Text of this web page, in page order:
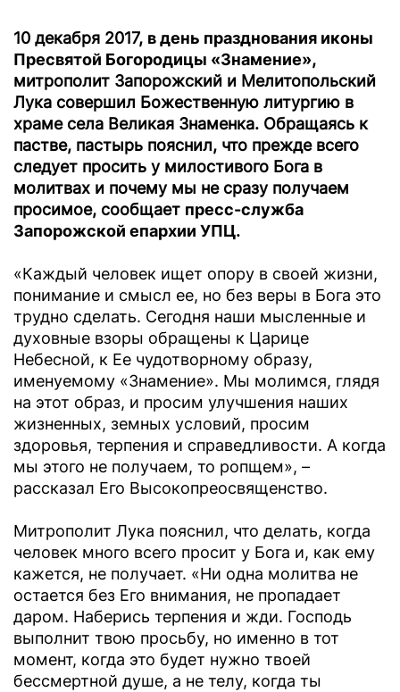
10 декабря 2017, в день празднования иконы
Пресвятой Богородицы «Знамение»,
митрополит Запорожский и Мелитопольский
Лука совершил Божественную литургию в
храме села Великая Знаменка. Обращаясь к
пастве, пастырь пояснил, что прежде всего
следует просить у милостивого Бога в
молитвах и почему мы не сразу получаем
просимое, сообщает пресс-служба
Запорожской епархии УПЦ.
«Каждый человек ищет опору в своей жизни,
понимание и смысл ее, но без веры в Бога это
трудно сделать. Сегодня наши мысленные и
духовные взоры обращены к Царице
Небесной, к Ее чудотворному образу,
именуемому «Знамение». Мы молимся, глядя
на этот образ, и просим улучшения наших
жизненных, земных условий, просим
здоровья, терпения и справедливости. А когда
мы этого не получаем, то ропщем», –
рассказал Его Высокопреосвященство.
Митрополит Лука пояснил, что делать, когда
человек много всего просит у Бога и, как ему
кажется, не получает. «Ни одна молитва не
остается без Его внимания, не пропадает
даром. Наберись терпения и жди. Господь
выполнит твою просьбу, но именно в тот
момент, когда это будет нужно твоей
бессмертной душе, а не телу, когда ты